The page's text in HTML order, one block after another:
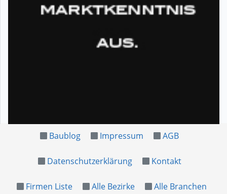
Baublog Impressum AGB
Datenschutzerklärung Kontakt
Firmen Liste Alle Bezirke Alle Branchen